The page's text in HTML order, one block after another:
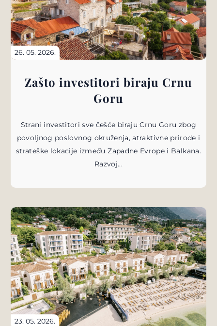
26. 05. 2026.
Zašto investitori biraju Crnu
Goru
Strani investitori sve češće biraju Crnu Goru zbog
povoljnog poslovnog okruženja, atraktivne prirode i
strateške lokacije između Zapadne Evrope i Balkana.
Razvoj...
23. 05. 2026.